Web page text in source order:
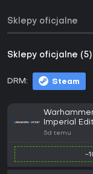
Sklepy oficjalne
Sklepy oficjalne (5)
DRM: Steam
Imperial
5d temu
-